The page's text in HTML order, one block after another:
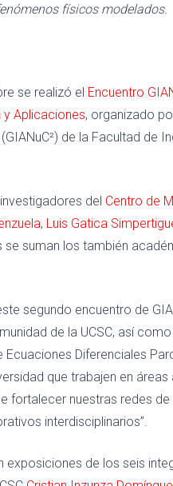
físicos modelados.
se realizó el Encuentro
Aplicaciones, organizado
de la Facultad de
del Centro de
, Luis Gatica
suman los también
segundo encuentro de
de la UCSC, así
Diferenciales
que trabajen en
fortalecer nuestras redes
interdisciplinarios”.
de los seis